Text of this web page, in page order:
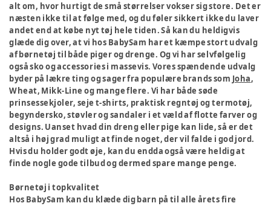
alt om, hvor hurtigt de små størrelser vokser sig store. Det er
næsten ikke til at følge med, og du føler sikkert ikke du laver
andet end at købe nyt tøj hele tiden. Så kan du heldigvis
glæde dig over, at vi hos BabySam har et kæmpe stort udvalg
af børnetøj til både piger og drenge. Og vi har selvfølgelig
også sko og accessories i massevis. Vores spændende udvalg
byder på lækre ting og sager fra populære brands som Joha,
Wheat, Mikk-Line og mange flere. Vi har både søde
prinsessekjoler, seje t-shirts, praktisk regntøj og termotøj,
begyndersko, støvler og sandaler i et væld af flotte farver og
designs. Uanset hvad din dreng eller pige kan lide, så er det
altså i høj grad muligt at finde noget, der vil falde i god jord.
Hvis du holder godt øje, kan du endda også være heldig at
finde nogle gode tilbud og dermed spare mange penge.
Børnetøj i topkvalitet
Hos BabySam kan du klæde dig barn på til alle årets fire